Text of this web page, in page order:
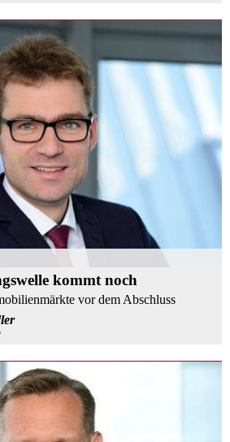
kommt noch
vor dem Abschluss